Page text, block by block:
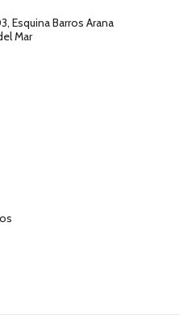
Esquina Barros Arana
Mar